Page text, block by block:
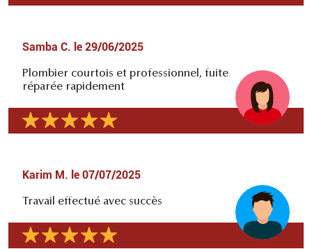
Samba C. le 29/06/2025
Plombier courtois et professionnel, fuite
réparée rapidement
Karim M. le 07/07/2025
Travail effectué avec succès